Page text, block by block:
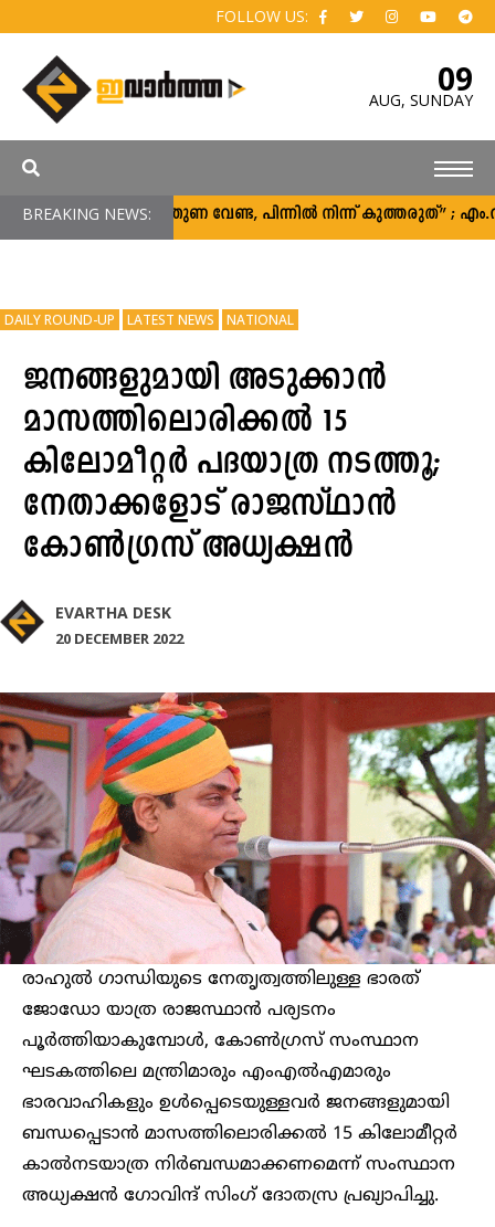
FOLLOW US:
09
AUG, SUNDAY
BREAKING NEWS:“പിന്തുണ വേണ്ട, പിന്നിൽ നിന്ന് കുത്തരുത്” ;
DAILY ROUND-UP LATEST NEWS NATIONAL
ജനങ്ങളുമായി അടുക്കാൻ
മാസത്തിലൊരിക്കൽ 15
കിലോമീറ്റർ പദയാത്ര നടത്തൂ;
നേതാക്കളോട് രാജസ്ഥാൻ
കോൺഗ്രസ് അധ്യക്ഷൻ
EVARTHA DESK
20 DECEMBER 2022
രാഹുൽ ഗാന്ധിയുടെ നേതൃത്വത്തിലുള്ള ഭാരത്
ജോഡോ യാത്ര രാജസ്ഥാൻ പര്യടനം
പൂർത്തിയാകുമ്പോൾ, കോൺഗ്രസ് സംസ്ഥാന
ഘടകത്തിലെ മന്ത്രിമാരും എംഎൽഎമാരും
ഭാരവാഹികളും ഉൾപ്പെടെയുള്ളവർ ജനങ്ങളുമായി
ബന്ധപ്പെടാൻ മാസത്തിലൊരിക്കൽ 15 കിലോമീറ്റർ
കാൽനടയാത്ര നിർബന്ധമാക്കണമെന്ന് സംസ്ഥാന
അധ്യക്ഷൻ ഗോവിന്ദ് സിംഗ് ദോതസ്ര പ്രഖ്യാപിച്ചു.